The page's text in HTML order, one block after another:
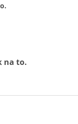
na to.